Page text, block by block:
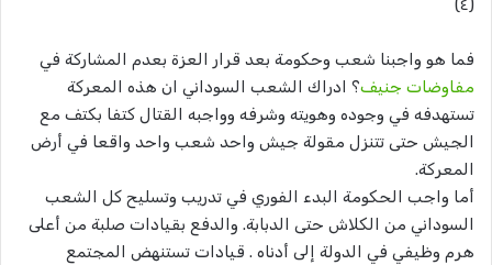
(٤)
فما هو واجبنا شعب وحكومة بعد قرار العزة بعدم المشاركة في
مفاوضات جنيف؟ ادراك الشعب السوداني ان هذه المعركة
تستهدفه في وجوده وهويته وشرفه وواجبه القتال كتفا بكتف مع
الجيش حتى تتنزل مقولة جيش واحد شعب واحد واقعا في أرض
المعركة.
أما واجب الحكومة البدء الفوري في تدريب وتسليح كل الشعب
السوداني من الكلاش حتى الدبابة. والدفع بقيادات صلبة من أعلى
هرم وظيفي في الدولة إلى أدناه . قيادات تستنهض المجتمع